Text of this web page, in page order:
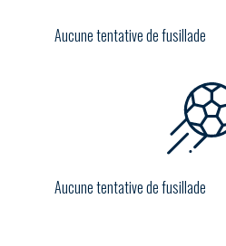
Aucune tentative de fusillade
Aucune tentative de fusillade